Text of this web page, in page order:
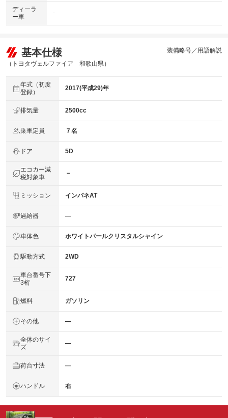
ディーラ
ー車
-
基本仕様
（トヨタヴェルファイア 和歌山県）
装備略号／用語解説
年式（初度
登録）
2017(平成29)年
排気量 2500cc
乗車定員 ７名
ドア 5D
エコカー減
税対象車
－
ミッション インパネAT
過給器 ―
車体色 ホワイトパールクリスタルシャイン
駆動方式 2WD
車台番号下
3桁
727
燃料 ガソリン
その他 ―
全体のサイ
ズ
―
荷台寸法 ―
ハンドル 右